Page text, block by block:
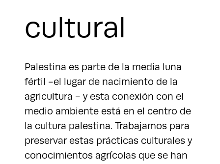
cultural
Palestina es parte de la media luna
fértil -el lugar de nacimiento de la
agricultura - y esta conexión con el
medio ambiente está en el centro de
la cultura palestina. Trabajamos para
preservar estas prácticas culturales y
conocimientos agrícolas que se han